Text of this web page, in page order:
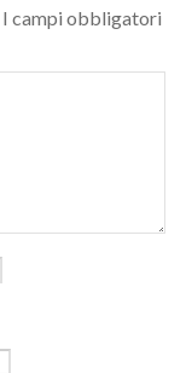
I campi obbligatori